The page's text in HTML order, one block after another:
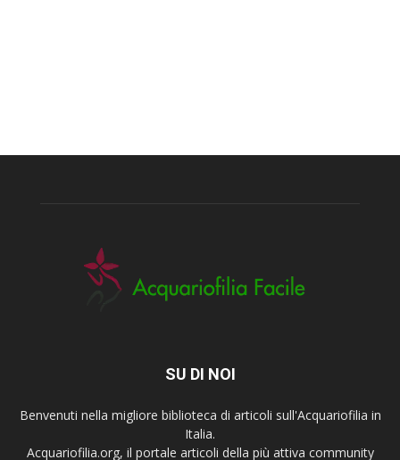
SU DI NOI
Benvenuti nella migliore biblioteca di articoli sull'Acquariofilia in
Italia.
Acquariofilia.org, il portale articoli della più attiva community